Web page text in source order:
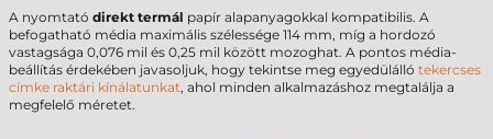
A nyomtató direkt termál papír alapanyagokkal kompatibilis. A
befogatható média maximális szélessége 114 mm, míg a hordozó
vastagsága 0,076 mil és 0,25 mil között mozoghat. A pontos média-
beállítás érdekében javasoljuk, hogy tekintse meg egyedülálló tekercses
címke raktári kínálatunkat, ahol minden alkalmazáshoz megtalálja a
megfelelő méretet.